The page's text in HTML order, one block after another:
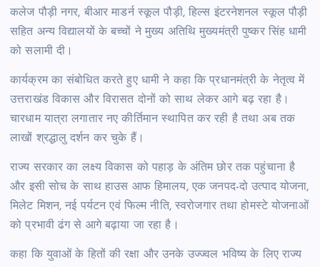
कलेज पौड़ी नगर, बीआर माडर्न स्कूल पौड़ी, हिल्स इंटरनेशनल स्कूल पौड़ी
सहित अन्य विद्यालयों के बच्चों ने मुख्य अतिथि मुख्यमंत्री पुष्कर सिंह धामी
को सलामी दी।
कार्यक्रम का संबोधित करते हुए धामी ने कहा कि प्रधानमंत्री के नेतृत्व में
उत्तराखंड विकास और विरासत दोनों को साथ लेकर आगे बढ़ रहा है।
चारधाम यात्रा लगातार नए कीर्तिमान स्थापित कर रही है तथा अब तक
लाखों श्रद्धालु दर्शन कर चुके हैं।
राज्य सरकार का लक्ष्य विकास को पहाड़ के अंतिम छोर तक पहुंचाना है
और इसी सोच के साथ हाउस आफ हिमालय, एक जनपद-दो उत्पाद योजना,
मिलेट मिशन, नई पर्यटन एवं फिल्म नीति, स्वरोजगार तथा होमस्टे योजनाओं
को प्रभावी ढंग से आगे बढ़ाया जा रहा है।
कहा कि युवाओं के हितों की रक्षा और उनके उज्ज्वल भविष्य के लिए राज्य